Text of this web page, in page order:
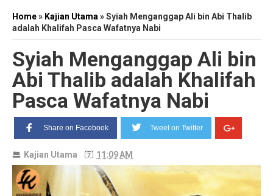
Home» Kajian Utama »Syiah Menganggap Ali bin Abi Thalib
adalah Khalifah Pasca Wafatnya Nabi
Syiah Menganggap Ali bin
Abi Thalib adalah Khalifah
Pasca Wafatnya Nabi
Share on Facebook Tweet on Twitter
Kajian Utama 11:09 AM